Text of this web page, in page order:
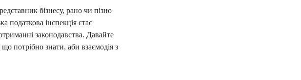
бізнесу, рано чи пізно
податкова інспекція стає
законодавства. Давайте
потрібно знати, аби взаємодія з